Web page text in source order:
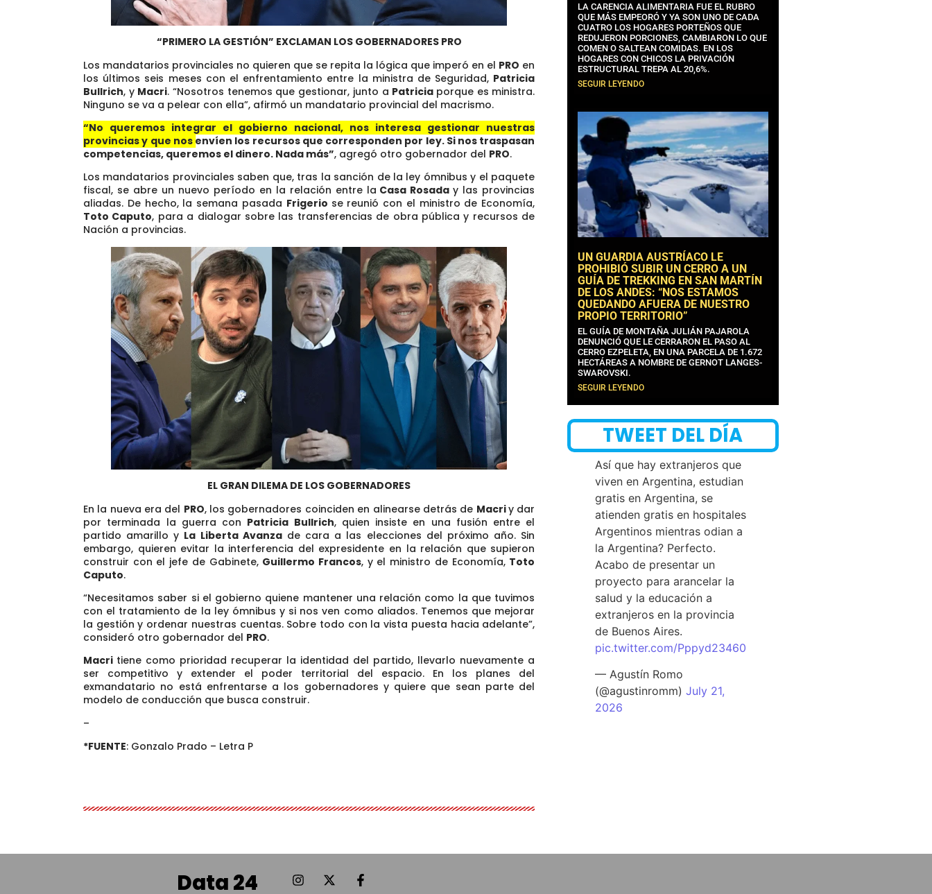
“PRIMERO LA GESTIÓN” EXCLAMAN LOS GOBERNADORES PRO
Los mandatarios provinciales no quieren que se repita la lógica que imperó en el PRO en
los últimos seis meses con el enfrentamiento entre la ministra de Seguridad, Patricia
Bullrich, y Macri. “Nosotros tenemos que gestionar, junto a Patricia porque es ministra.
Ninguno se va a pelear con ella”, afirmó un mandatario provincial del macrismo.
“No queremos integrar el gobierno nacional, nos interesa gestionar nuestras
provincias y que nos envíen los recursos que corresponden por ley. Si nos traspasan
competencias, queremos el dinero. Nada más”, agregó otro gobernador del PRO.
Los mandatarios provinciales saben que, tras la sanción de la ley ómnibus y el paquete
fiscal, se abre un nuevo período en la relación entre la Casa Rosaday las provincias
aliadas. De hecho, la semana pasada Frigerio se reunió con el ministro de Economía,
Toto Caputo, para a dialogar sobre las transferencias de obra pública y recursos de
Nación a provincias.
EL GRAN DILEMA DE LOS GOBERNADORES
En la nueva era del PRO, los gobernadores coinciden en alinearse detrás de Macriy dar
por terminada la guerra con Patricia Bullrich, quien insiste en una fusión entre el
partido amarillo y La Liberta Avanzade cara a las elecciones del próximo año. Sin
embargo, quieren evitar la interferencia del expresidente en la relación que supieron
construir con el jefe de Gabinete, Guillermo Francos, y el ministro de Economía, Toto
Caputo.
“Necesitamos saber si el gobierno quiene mantener una relación como la que tuvimos
con el tratamiento de la ley ómnibus y si nos ven como aliados. Tenemos que mejorar
la gestión y ordenar nuestras cuentas. Sobre todo con la vista puesta hacia adelante”,
consideró otro gobernador del PRO.
Macri tiene como prioridad recuperar la identidad del partido, llevarlo nuevamente a
ser competitivo y extender el poder territorial del espacio. En los planes del
exmandatario no está enfrentarse a los gobernadores y quiere que sean parte del
modelo de conducción que busca construir.
–
*FUENTE: Gonzalo Prado – Letra P
LA CARENCIA ALIMENTARIA FUE EL RUBRO
QUE MÁS EMPEORÓ Y YA SON UNO DE CADA
CUATRO LOS HOGARES PORTEÑOS QUE
REDUJERON PORCIONES, CAMBIARON LO QUE
COMEN O SALTEAN COMIDAS. EN LOS
HOGARES CON CHICOS LA PRIVACIÓN
ESTRUCTURAL TREPA AL 20,6%.
SEGUIR LEYENDO
UN GUARDIA AUSTRÍACO LE
PROHIBIÓ SUBIR UN CERRO A UN
GUÍA DE TREKKING EN SAN MARTÍN
DE LOS ANDES: “NOS ESTAMOS
QUEDANDO AFUERA DE NUESTRO
PROPIO TERRITORIO”
EL GUÍA DE MONTAÑA JULIÁN PAJAROLA
DENUNCIÓ QUE LE CERRARON EL PASO AL
CERRO EZPELETA, EN UNA PARCELA DE 1.672
HECTÁREAS A NOMBRE DE GERNOT LANGES-
SWAROVSKI.
SEGUIR LEYENDO
TWEET DEL DÍA
Así que hay extranjeros que
viven en Argentina, estudian
gratis en Argentina, se
atienden gratis en hospitales
Argentinos mientras odian a
la Argentina? Perfecto.
Acabo de presentar un
proyecto para arancelar la
salud y la educación a
extranjeros en la provincia
de Buenos Aires.
pic.twitter.com/Pppyd23460
— Agustín Romo
(@agustinromm)July 21,
2026
Data 24